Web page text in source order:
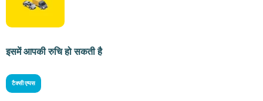
इसमें आपकी रुचि हो सकती है
टैक्सी एप्पस